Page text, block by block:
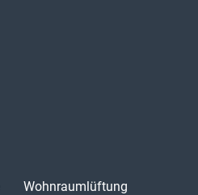
Wohnraumlüftung